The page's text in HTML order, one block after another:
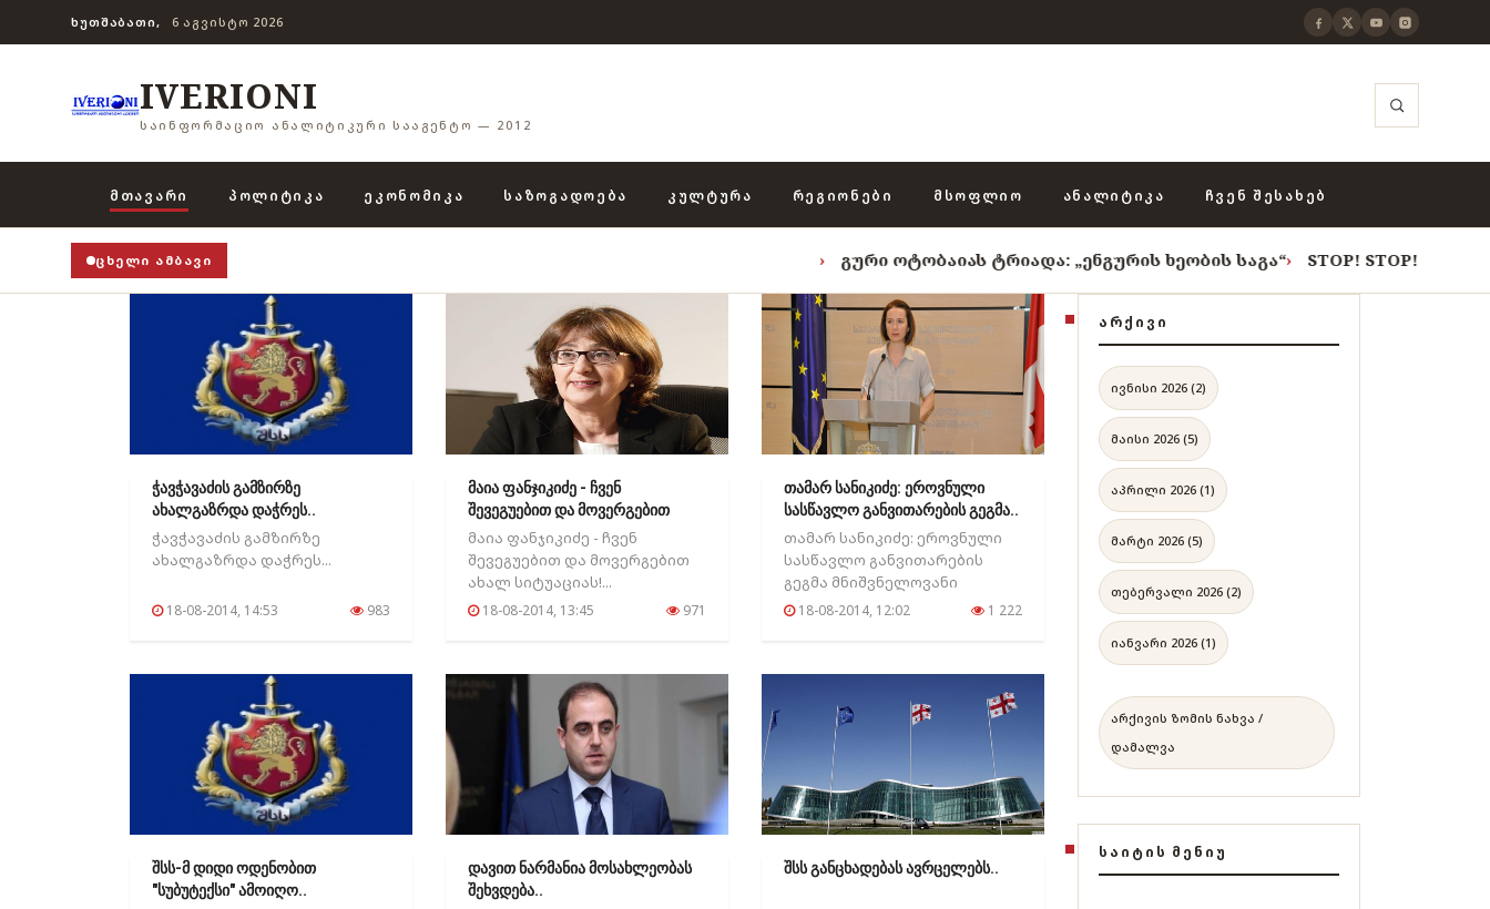
ᲮᲣᲗᲨᲐᲑᲐᲗᲘ, 6 ᲐᲒᲕᲘᲡᲢᲝ 2026
IVERIONI
ᲡᲐᲘᲜᲤᲝᲠᲛᲐᲪᲘᲝ ᲐᲜᲐᲚᲘᲢᲘᲙᲣᲠᲘ ᲡᲐᲐᲒᲔᲜᲢᲝ — 2012
ᲛᲗᲐᲕᲐᲠᲘ ᲞᲝᲚᲘᲢᲘᲙᲐ ᲔᲙᲝᲜᲝᲛᲘᲙᲐ ᲡᲐᲖᲝᲒᲐᲓᲝᲔᲑᲐ ᲙᲣᲚᲢᲣᲠᲐ ᲠᲔᲒᲘᲝᲜᲔᲑᲘ ᲛᲡᲝᲤᲚᲘᲝ ᲐᲜᲐᲚᲘᲢᲘᲙᲐ ᲩᲕᲔᲜ ᲨᲔᲡᲐᲮᲔᲑ
ᲪᲮᲔᲚᲘ ᲐᲛᲑᲐᲕᲘ გური ოტობაიას ტრიადა: „ენგურის ხეობის საგა“› STOP! STOP! STOP! როცა
ჭავჭავაძის გამზირზე
ახალგაზრდა დაჭრეს..
ჭავჭავაძის გამზირზე
ახალგაზრდა დაჭრეს...
18-08-2014, 14:53 983
მაია ფანჯიკიძე - ჩვენ
შევეგუებით და მოვერგებით
ახალ..
მაია ფანჯიკიძე - ჩვენ
შევეგუებით და მოვერგებით
ახალ სიტუაციას!...
18-08-2014, 13:45 971
თამარ სანიკიძე: ეროვნული
სასწავლო განვითარების გეგმა..
თამარ სანიკიძე: ეროვნული
სასწავლო განვითარების
გეგმა მნიშვნელოვანი
დოკუმენტია...
18-08-2014, 12:02 1 222
შსს-მ დიდი ოდენობით
"სუბუტექსი" ამოიღო..
დავით ნარმანია მოსახლეობას
შეხვდება..
შსს განცხადებას ავრცელებს..
ᲐᲠᲥᲘᲕᲘ
ივნისი 2026 (2)
მაისი 2026 (5)
აპრილი 2026 (1)
მარტი 2026 (5)
თებერვალი 2026 (2)
იანვარი 2026 (1)
არქივის ზომის ნახვა /
დამალვა
ᲡᲐᲘᲢᲘᲡ ᲛᲔᲜᲘᲣ